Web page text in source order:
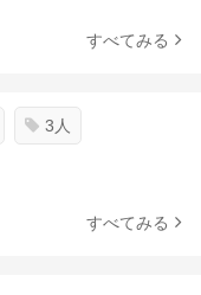
すべてみる
3人
すべてみる